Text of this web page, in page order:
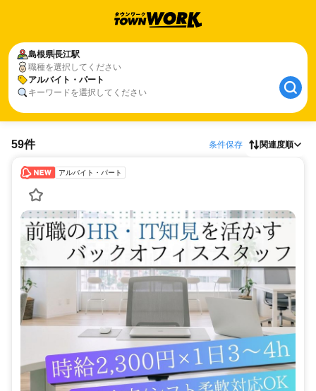
島根県長江駅
職種を選択してください
アルバイト・パート
キーワードを選択してください
59件 条件保存 関連度順
アルバイト・パート